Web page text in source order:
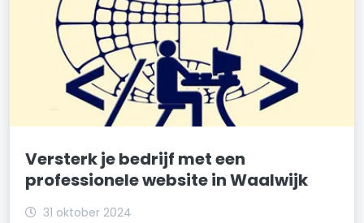
Versterk je bedrijf met een
professionele website in Waalwijk
31 oktober 2024